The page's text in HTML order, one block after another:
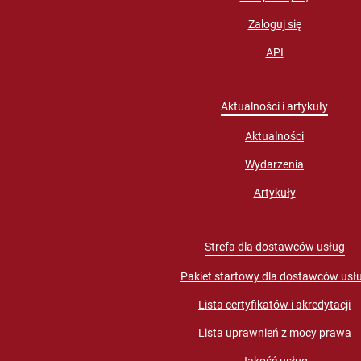
Zaloguj się
API
Aktualności i artykuły
Aktualności
Wydarzenia
Artykuły
Strefa dla dostawców usług
Pakiet startowy dla dostawców
Lista certyfikatów i akredytacji
Lista uprawnień z mocy prawa